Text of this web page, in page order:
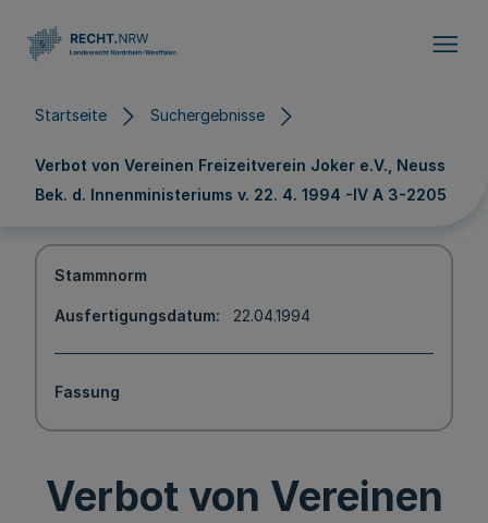
Startseite Suchergebnisse
Verbot von Vereinen Freizeitverein Joker e.V., Neuss
Bek. d. Innenministeriums v. 22. 4. 1994 -IV A 3-2205
Stammnorm
Ausfertigungsdatum 22.04.1994
Fassung
Verbot von Vereinen